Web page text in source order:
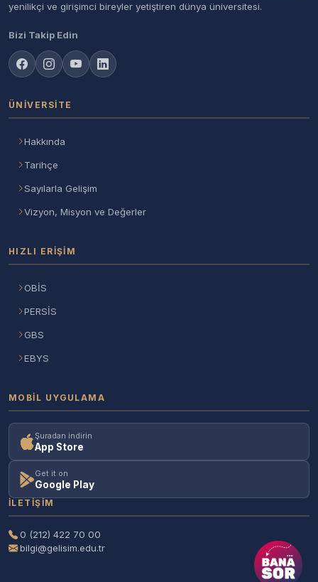
yenilikçi ve girişimci bireyler yetiştiren dünya üniversitesi.
Bizi Takip Edin
ÜNIVERSITE
Hakkında
Tarihçe
Sayılarla Gelişim
Vizyon, Misyon ve Değerler
HIZLI ERIŞIM
OBİS
PERSİS
GBS
EBYS
MOBIL UYGULAMA
Şuradan indirin
App Store
Get it on
Google Play
İLETIŞIM
0 (212) 422 70 00
bilgi@gelisim.edu.tr